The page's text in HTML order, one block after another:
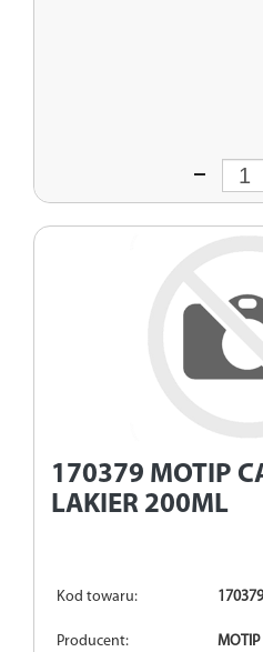
Wprowadź
170379 MOTIP
LAKIER 200ML
Kod towaru:
Producent: MOTIP